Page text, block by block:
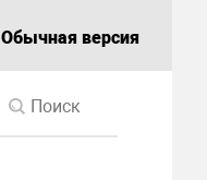
Обычная версия